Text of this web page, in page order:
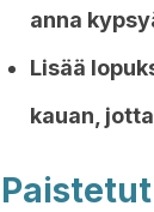
anna
Lisää
kauan,